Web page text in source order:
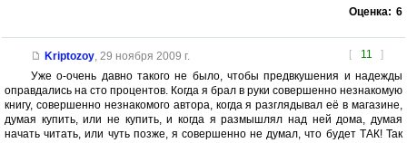
Оценка: 6
[ 11 ]
Kriptozoy, 29 ноября 2009 г.
Уже о-очень давно такого не было, чтобы предвкушения и надежды
оправдались на сто процентов. Когда я брал в руки совершенно незнакомую
книгу, совершенно незнакомого автора, когда я разглядывал её в магазине,
думая купить, или не купить, и когда я размышлял над ней дома, думая
начать читать, или чуть позже, я совершенно не думал, что будет ТАК! Так